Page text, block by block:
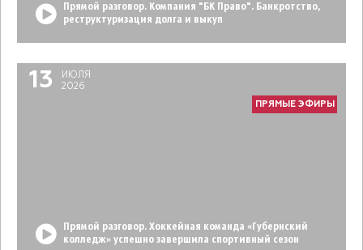
Прямой разговор. Компания "БК Право". Банкротство,
реструктуризация долга и выкуп
13
ИЮЛЯ
2026
ПРЯМЫЕ ЭФИРЫ
Прямой разговор. Хоккейная команда «Губернский
колледж» успешно завершила спортивный сезон